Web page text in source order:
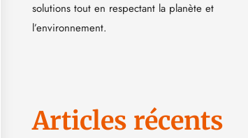
solutions tout en respectant la planète et
l’environnement.
Articles récents